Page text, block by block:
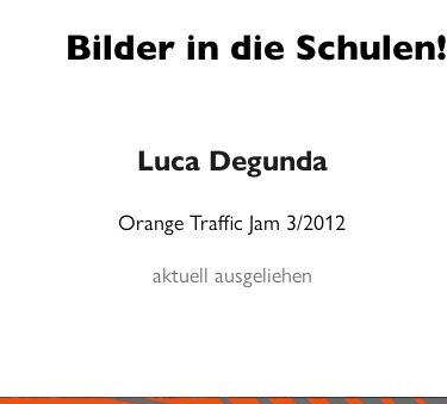
Bilder in die Schulen!
Luca Degunda
Orange Traffic Jam 3/2012
aktuell ausgeliehen